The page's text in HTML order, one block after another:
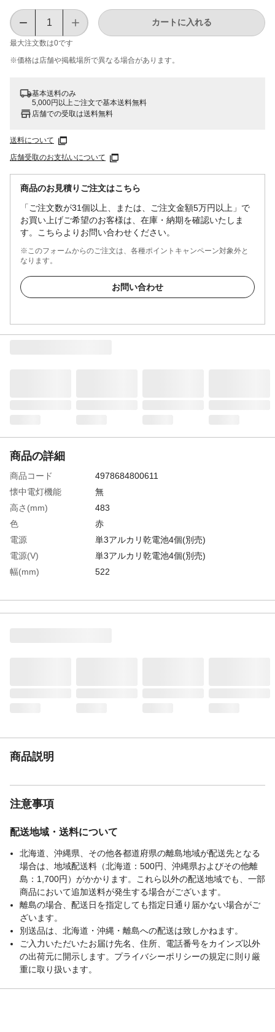
最大注文数は0です
カートに入れる
※価格は​店舗や​掲載場所で​異なる​場合が​あります。
基本送料のみ
5,000円以上ご注文で基本送料無料
店舗での受取は送料無料
送料について
店舗受取のお支払いについて
商品のお見積りご注文はこちら
「ご注文数が31個以上、または、ご注文金額5万円以上」で
お買い上げご希望のお客様は、在庫・納期を確認いたしま
す。こちらよりお問い合わせください。
※このフォームからのご注文は、各種ポイントキャンペーン対象外と
なります。
お問い合わせ
商品の詳細
商品コード
4978684800611
懐中電灯機能
無
高さ(mm)
483
色
赤
電源
単3アルカリ乾電池4個(別売)
電源(V)
単3アルカリ乾電池4個(別売)
幅(mm)
522
点滅有無
有
商品説明
注意事項
配送地域・送料について
北海道、沖縄県、その他各都道府県の離島地域が配送先となる
場合は、地域配送料（北海道：500円、沖縄県およびその他離
島：1,700円）がかかります。これら以外の配送地域でも、一部
商品において追加送料が発生する場合がございます。
離島の場合、配送日を指定しても指定日通り届かない場合がご
ざいます。
別送品は、北海道・沖縄・離島への配送は致しかねます。
ご入力いただいたお届け先名、住所、電話番号をカインズ以外
の出荷元に開示します。プライバシーポリシーの規定に則り厳
重に取り扱います。